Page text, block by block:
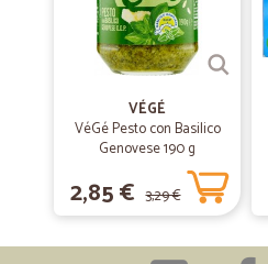
VÉGÉ
VéGé Pesto con Basilico
Genovese 190 g
2,85 € 3,29 €